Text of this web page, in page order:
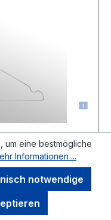
mit
Sie Ihren
Reinigung-
Bügeltypen.
um eine bestmögliche
Informationen ...
notwendige